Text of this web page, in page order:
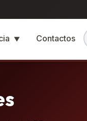
▼ Contactos